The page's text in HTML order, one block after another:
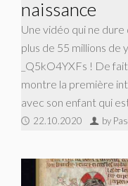
naissance
Une vidéo qui ne
plus de 55 millions
_Q5kO4YXFs ! De
montre la première
avec son enfant qui
22.10.2020 by